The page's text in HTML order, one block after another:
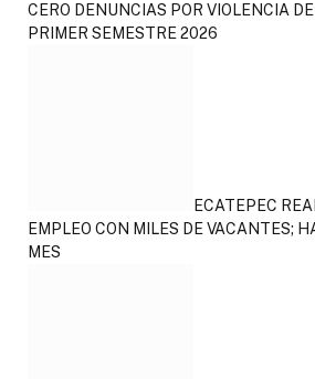
CERO DENUNCIAS POR VIOLENCIA
PRIMER SEMESTRE 2026
ECATEPEC
EMPLEO CON MILES DE VACANTES;
MES